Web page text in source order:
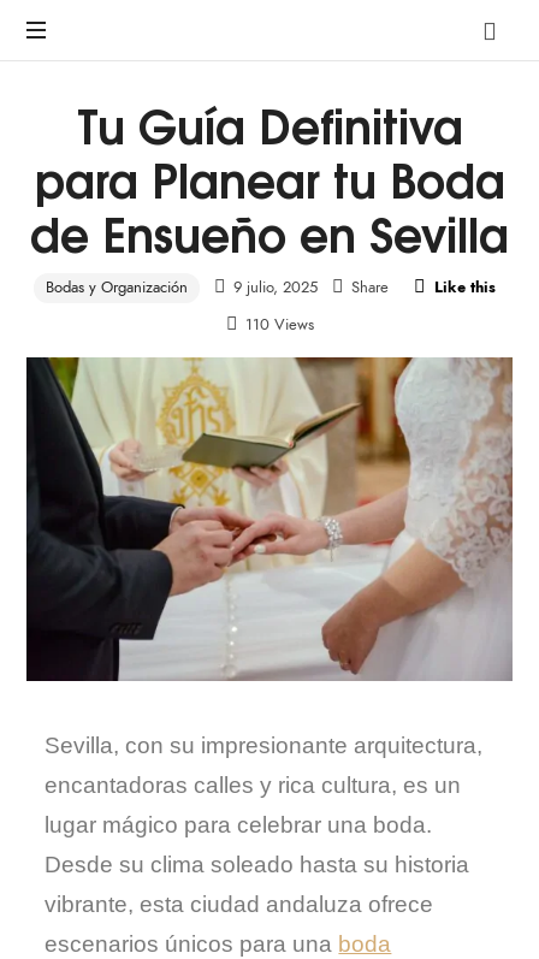
Tu Guía Definitiva
para Planear tu Boda
de Ensueño en Sevilla
Bodas y Organización 9 julio, 2025 Share
Like this
110 Views
Sevilla, con su impresionante arquitectura,
encantadoras calles y rica cultura, es un
lugar mágico para celebrar una boda.
Desde su clima soleado hasta su historia
vibrante, esta ciudad andaluza ofrece
escenarios únicos para una boda